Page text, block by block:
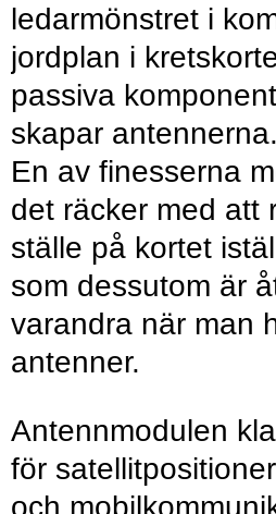
ledarmönstret i
jordplan i
passiva
skapar antennerna.
En av finesserna
det räcker med att
ställe på kortet
som dessutom är
varandra när man
antenner.
Antennmodulen
för